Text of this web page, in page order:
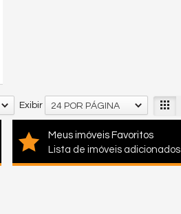
Exibir 24 POR PÁGINA
Meus imóveis Favoritos
Lista de imóveis adicionados